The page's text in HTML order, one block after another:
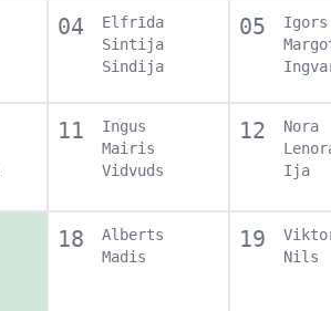
04
Elfrīda
Sintija
Sindija
05
Igors
11
Ingus
Mairis
Vidvuds
12
Nora
Ija
18
Alberts
Madis
19
Nils